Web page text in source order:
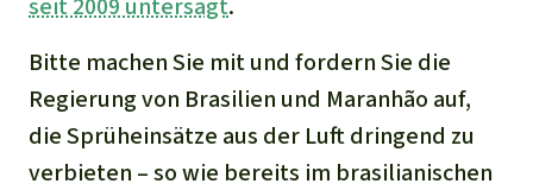
Bitte machen Sie mit und fordern Sie die
Regierung von Brasilien und Maranhão auf,
die Sprüheinsätze aus der Luft dringend zu
verbieten – so wie bereits im brasilianischen